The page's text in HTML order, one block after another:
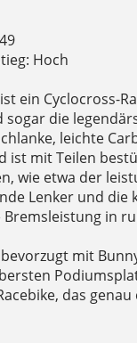
Hoch
ein Cyclocross-
sogar die
leichte
ist mit Teilen
wie etwa der
Lenker und die
in
mit
das